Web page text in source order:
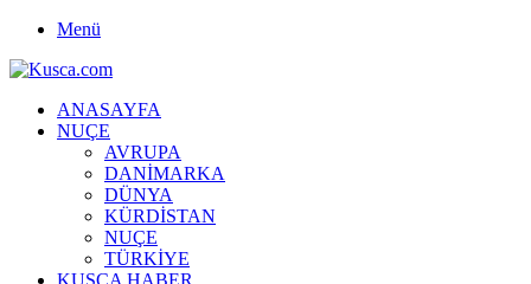
Menü
ANASAYFA
NUÇE
AVRUPA
DANİMARKA
DÜNYA
KÜRDİSTAN
NUÇE
TÜRKİYE
KUŞCA HABER